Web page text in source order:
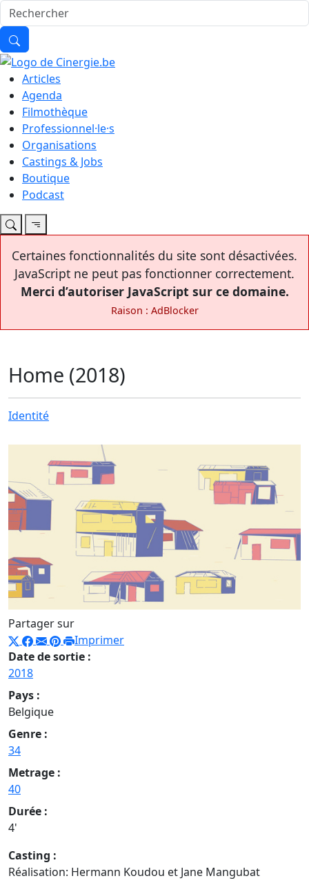
Articles
Agenda
Filmothèque
Professionnel·le·s
Organisations
Castings & Jobs
Boutique
Podcast
Certaines fonctionnalités du site sont désactivées.
JavaScript ne peut pas fonctionner correctement.
Merci d’autoriser JavaScript sur ce domaine.
Raison : AdBlocker
Home (2018)
Identité
Partager sur
Imprimer
Date de sortie :
2018
Pays :
Belgique
Genre :
34
Metrage :
40
Durée :
4'
Casting :
Réalisation: Hermann Koudou et Jane Mangubat